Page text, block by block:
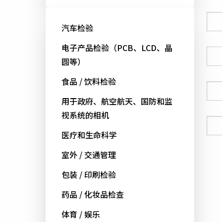
汽车检验
电子产品检验（PCB、LCD、晶
圆等）
食品 / 饮料检验
用于政府、航空航天、国防和监
视系统的相机
医疗和生命科学
室外 / 交通管理
包装 / 印刷检验
药品 / 化妆品检查
体育 / 娱乐
国家